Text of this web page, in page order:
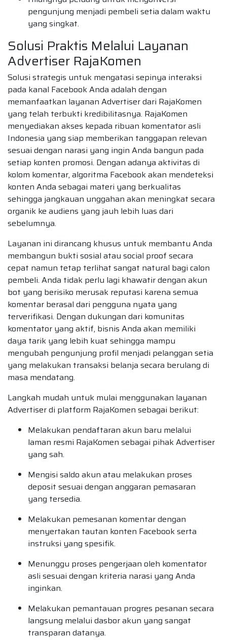
pengunjung menjadi pembeli setia dalam waktu
yang singkat.
Solusi Praktis Melalui Layanan
Advertiser RajaKomen
Solusi strategis untuk mengatasi sepinya interaksi
pada kanal Facebook Anda adalah dengan
memanfaatkan layanan Advertiser dari RajaKomen
yang telah terbukti kredibilitasnya. RajaKomen
menyediakan akses kepada ribuan komentator asli
Indonesia yang siap memberikan tanggapan relevan
sesuai dengan narasi yang ingin Anda bangun pada
setiap konten promosi. Dengan adanya aktivitas di
kolom komentar, algoritma Facebook akan mendeteksi
konten Anda sebagai materi yang berkualitas
sehingga jangkauan unggahan akan meningkat secara
organik ke audiens yang jauh lebih luas dari
sebelumnya.
Layanan ini dirancang khusus untuk membantu Anda
membangun bukti sosial atau social proof secara
cepat namun tetap terlihat sangat natural bagi calon
pembeli. Anda tidak perlu lagi khawatir dengan akun
bot yang berisiko merusak reputasi karena semua
komentar berasal dari pengguna nyata yang
terverifikasi. Dengan dukungan dari komunitas
komentator yang aktif, bisnis Anda akan memiliki
daya tarik yang lebih kuat sehingga mampu
mengubah pengunjung profil menjadi pelanggan setia
yang melakukan transaksi belanja secara berulang di
masa mendatang.
Langkah mudah untuk mulai menggunakan layanan
Advertiser di platform RajaKomen sebagai berikut:
Melakukan pendaftaran akun baru melalui
laman resmi RajaKomen sebagai pihak Advertiser
yang sah.
Mengisi saldo akun atau melakukan proses
deposit sesuai dengan anggaran pemasaran
yang tersedia.
Melakukan pemesanan komentar dengan
menyertakan tautan konten Facebook serta
instruksi yang spesifik.
Menunggu proses pengerjaan oleh komentator
asli sesuai dengan kriteria narasi yang Anda
inginkan.
Melakukan pemantauan progres pesanan secara
langsung melalui dasbor akun yang sangat
transparan datanya.